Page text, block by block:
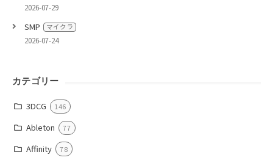
2026-07-29
SMP マイクラ
2026-07-24
カテゴリー
3DCG 146
Ableton 77
Affinity 78